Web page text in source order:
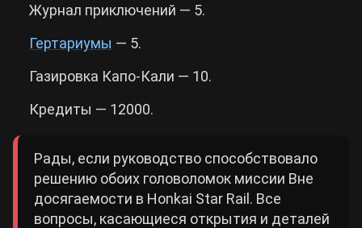
Журнал приключений — 5.
Гертариумы — 5.
Газировка Капо-Кали — 10.
Кредиты — 12000.
Рады, если руководство способствовало
решению обоих головоломок миссии Вне
досягаемости в Honkai Star Rail. Все
вопросы, касающиеся открытия и деталей